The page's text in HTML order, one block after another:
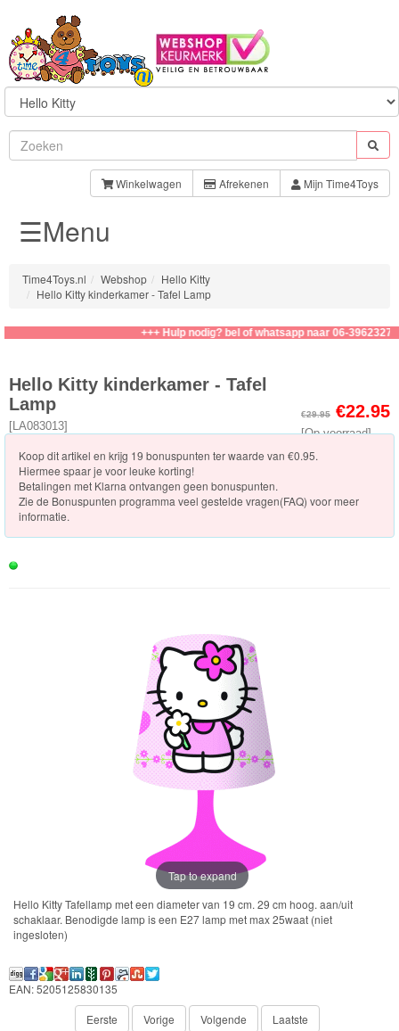
Winkelwagen Afrekenen Mijn Time4Toys
Sylvanian
Families
Aquabeads
Baby
Born
Baby
Knuffels
Schleich
Enchantimals
Shimmer
Fireman
Sam
Magische
Eenhoorn
☰Menu
Time4Toys.nl Webshop
Hello Kitty
Hello Kitty kinderkamer - Tafel Lamp
+++ Hulp nodig? bel of whatsapp naar 06-39623276
€29.95 €22.95
[Op voorraad]
Hello Kitty kinderkamer - Tafel
Lamp
[LA083013]
Koop dit artikel en krijg 19 bonuspunten ter waarde van €0.95.
Hiermee spaar je voor leuke korting!
Betalingen met Klarna ontvangen geen bonuspunten.
Zie de Bonuspunten programma veel gestelde vragen(FAQ) voor meer
informatie.
Tap to expand
Hello Kitty Tafellamp met een diameter van 19 cm. 29 cm hoog. aan/uit
schaklaar. Benodigde lamp is een E27 lamp met max 25waat (niet
ingesloten)
EAN: 5205125830135
Eerste
Vorige Volgende
Laatste